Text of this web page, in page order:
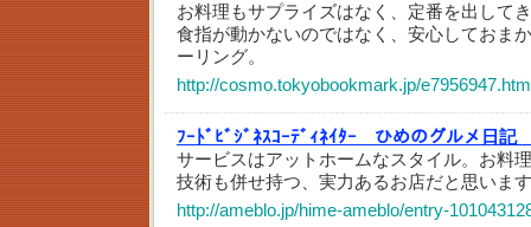
お料理もサプライズはなく、定番を出して
食指が動かないのではなく、安心しておま
ーリング。
http://cosmo.tokyobookmark.jp/
ﾌｰﾄﾞﾋﾞｼﾞﾈｽｺｰﾃﾞｨﾈｲﾀｰ ひめのグルメ日
サービスはアットホームなスタイル。お料
技術も併せ持つ、実力あるお店だと思いま
http://ameblo.jp/hime-ameblo/entry-